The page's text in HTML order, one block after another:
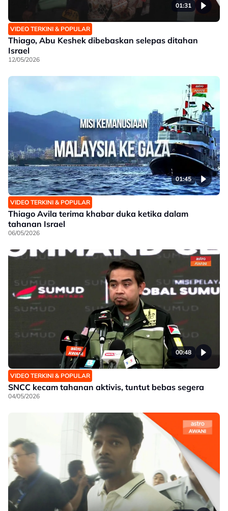
01:31
VIDEO TERKINI & POPULAR
Thiago, Abu Keshek dibebaskan selepas ditahan
Israel
12/05/2026
01:45
VIDEO TERKINI & POPULAR
Thiago Avila terima khabar duka ketika dalam
tahanan Israel
06/05/2026
00:48
VIDEO TERKINI & POPULAR
SNCC kecam tahanan aktivis, tuntut bebas segera
04/05/2026